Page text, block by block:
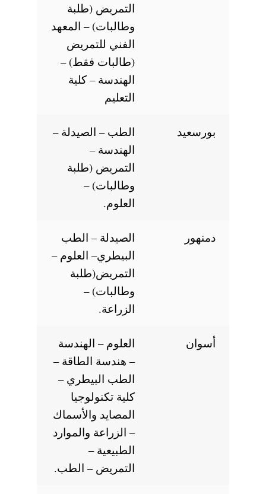
التمريض (طلبة
وطالبات) – المعهد
الفني للتمريض
(طالبات فقط) –
الهندسة – كلية
الطب – الصيدلة –
التمريض (طلبة
وطالبات) –
الصيدلة – الطب
البيطري– العلوم –
التمريض(طلبة
وطالبات) –
العلوم – الهندسة
– هندسة الطاقة –
الطب البيطري –
كلية تكنولوجيا
المصايد والأسماك
– الزراعة والموارد
الطبيعية –
التمريض – الطب.